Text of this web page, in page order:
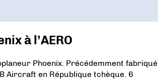
à l’AERO
Phoenix. Précédemment
Aircraft en République tchèque. 6